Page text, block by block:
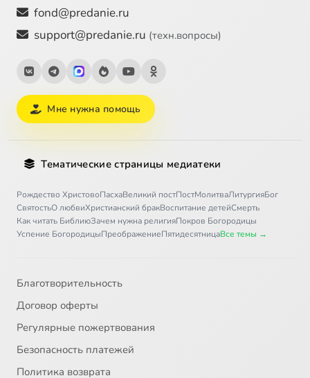
fond@predanie.ru
support@predanie.ru (техн.вопросы)
Мне нужна помощь
Тематические страницы медиатеки
Рождество ХристовоПасхаВеликий постПостМолитваЛитургияБог
СвятостьО любвиХристианский бракВоспитание детейСмерть
Как читать БиблиюЗачем нужна религияПокров Богородицы
Успение БогородицыПреображениеПятидесятницаВсе темы →
Благотворительность
Договор оферты
Регулярные пожертвования
Безопасность платежей
Политика возврата